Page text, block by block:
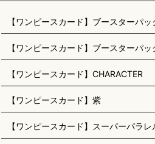
【ワンピースカード】ブースターパッ
【ワンピースカード】ブースターパッ
【ワンピースカード】CHARACTER
【ワンピースカード】紫
【ワンピースカード】スーパーパラレ